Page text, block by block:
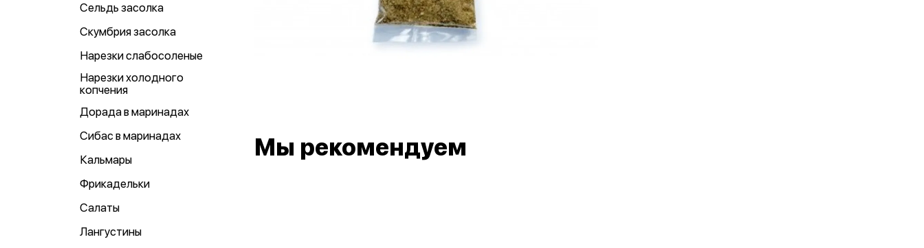
Сельдь засолка
Скумбрия засолка
Нарезки слабосоленые
Нарезки холодного
копчения
Дорада в маринадах
Сибас в маринадах
Кальмары
Фрикадельки
Салаты
Лангустины
Мы рекомендуем